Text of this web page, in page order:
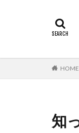
HOME
知